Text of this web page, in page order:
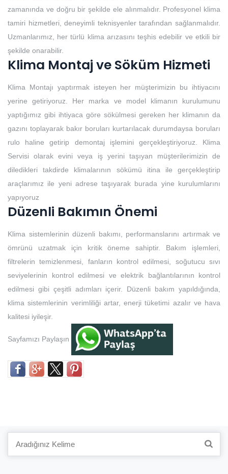
zamanında ve doğru bir şekilde ele alınmalıdır. Profesyonel klima
tamiri hizmetleri, deneyimli teknisyenler tarafından sağlanmalıdır.
Uzmanlarımız, her türlü klima arızasını teşhis edebilir ve etkili bir
şekilde onarabilir.
Klima Montaj ve Söküm Hizmeti
Klima Montajı yaptırmak isteyen her müşterimizin bu ihtiyacını
yerine getiriyoruz. Her marka ve model klimanın kurulumunu
yaptığımız gibi ihtiyaca göre sökülmesi gereken her klimanın da
gazını toplayarak bakır boruları kurtarılacak durumdaysa boruları
rulo haline getirip demontaj işlemini gerçekleştiriyoruz. Klima
Servisi olarak evini veya iş yerini taşıyan müşterilerimizin de
diledikleri takdirde klimalarının sökümü itina ile gerçekleştirip
araçlarımız ile yeni adrese taşıyarak burada yine kurulumlarını
yapıyoruz
Düzenli Bakımın Önemi
Klima sistemlerinin düzenli bakımı, performanslarını artırmak ve
ömrünü uzatmak için kritik öneme sahiptir. Bakım işlemleri,
filtrelerin temizlenmesi, fanların kontrol edilmesi, soğutucu sıvı
seviyelerinin kontrol edilmesi ve elektrik bağlantılarının kontrol
edilmesi gibi çeşitli adımları içerir. Düzenli bakım yapıldığında,
klima sistemlerinin verimliliği artar, enerji tüketimi azalır ve hava
kalitesi iyileşir.
Sayfamızı Paylaşın